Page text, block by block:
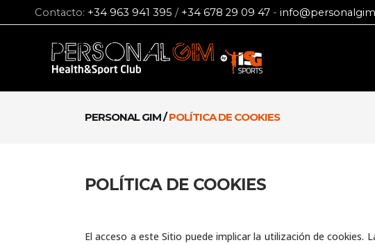
Contacto: +34 963 941 395 / +34 678 29 09 47 -
PERSONAL GIM/POLÍTICA DE COOKIES
POLÍTICA DE COOKIES
El acceso a este Sitio puede implicar la utilización de cookies.